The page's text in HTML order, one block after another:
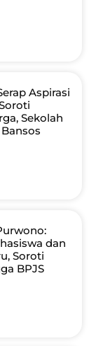
Aspirasi
Sekolah
dan
Soroti
BPJS